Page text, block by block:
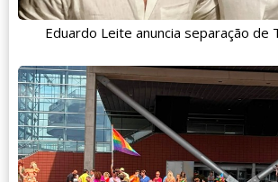
Eduardo Leite anuncia separação de